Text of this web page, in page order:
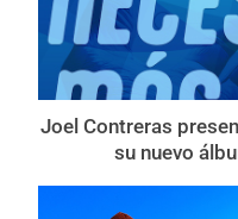
Joel Contreras
su nuevo